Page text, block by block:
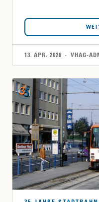
13. APR. 2026 · VHAG-